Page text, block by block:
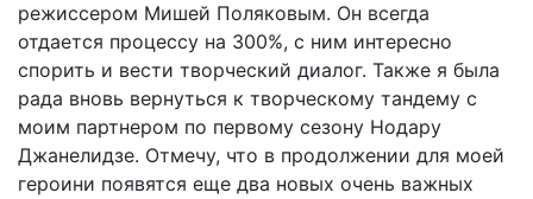
режиссером Мишей Поляковым. Он всегда
отдается процессу на 300%, с ним интересно
спорить и вести творческий диалог. Также я была
рада вновь вернуться к творческому тандему с
моим партнером по первому сезону Нодару
Джанелидзе. Отмечу, что в продолжении для моей
героини появятся еще два новых очень важных